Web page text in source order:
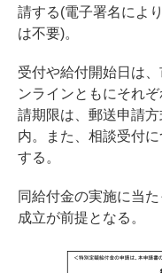
請する(電子署名によ
は不要)。
受付や給付開始日は
ンラインともにそれ
請期限は、郵送申請
内。また、相談受付
する。
同給付金の実施に当
成立が前提となる。